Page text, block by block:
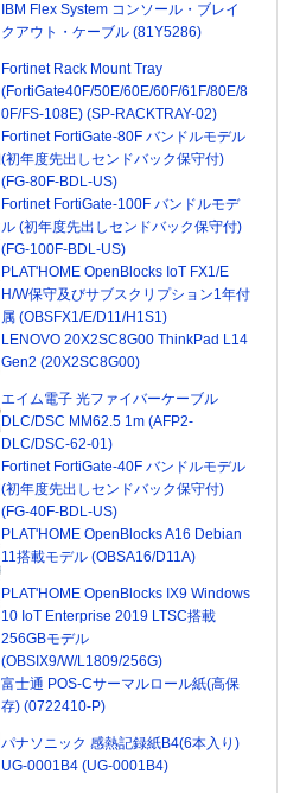
IBM Flex System コンソール・ブレイ
クアウト・ケーブル (81Y5286)
Fortinet Rack Mount Tray
(FortiGate40F/50E/60E/60F/61F/80E/8
0F/FS-108E) (SP-RACKTRAY-02)
Fortinet FortiGate-80F バンドルモデル
(初年度先出しセンドバック保守付)
(FG-80F-BDL-US)
Fortinet FortiGate-100F バンドルモデ
ル (初年度先出しセンドバック保守付)
(FG-100F-BDL-US)
PLAT'HOME OpenBlocks IoT FX1/E
H/W保守及びサブスクリプション1年付
属 (OBSFX1/E/D11/H1S1)
LENOVO 20X2SC8G00 ThinkPad L14
Gen2 (20X2SC8G00)
エイム電子 光ファイバーケーブル
DLC/DSC MM62.5 1m (AFP2-
DLC/DSC-62-01)
Fortinet FortiGate-40F バンドルモデル
(初年度先出しセンドバック保守付)
(FG-40F-BDL-US)
PLAT'HOME OpenBlocks A16 Debian
11搭載モデル (OBSA16/D11A)
PLAT'HOME OpenBlocks IX9 Windows
10 IoT Enterprise 2019 LTSC搭載
256GBモデル
(OBSIX9/W/L1809/256G)
富士通 POS-Cサーマルロール紙(高保
存) (0722410-P)
パナソニック 感熱記録紙B4(6本入り)
UG-0001B4 (UG-0001B4)